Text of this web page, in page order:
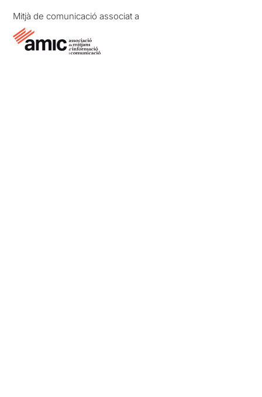
Mitjà de comunicació associat a